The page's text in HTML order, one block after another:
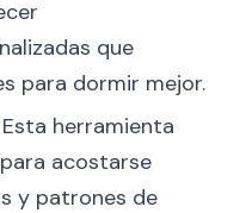
que
para dormir mejor.
herramienta
acostarse
y patrones de